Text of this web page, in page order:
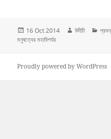
Posted
on
16 Oct 2014 Author
উদীচী
মনুষত্বের মহাবিপর্যয়
Proudly powered by WordPress